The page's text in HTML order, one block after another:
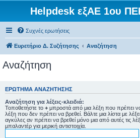
Helpdesk εξΑΕ 1ου
Συχνές ερωτήσεις
Ευρετήριο Δ. Συζήτησης Αναζήτηση
Αναζήτηση
ΕΡΏΤΗΜΑ ΑΝΑΖΉΤΗΣΗΣ
Αναζήτηση για λέξεις-κλειδιά:
Τοποθετήστε το + μπροστά από μια λέξη που πρέπει να
λέξη που δεν πρέπει να βρεθεί. Βάλτε μια λίστα με
αγκύλες αν πρέπει να βρεθεί μόνο μια από αυτές τις
μπαλαντέρ για μερική αντιστοιχία.